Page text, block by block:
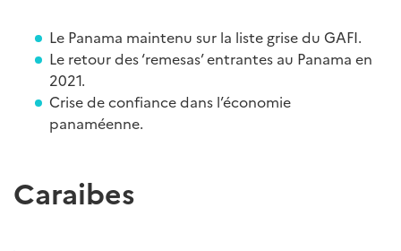
Le Panama maintenu sur la liste grise du GAFI.
Le retour des ‘remesas’ entrantes au Panama en
2021.
Crise de confiance dans l’économie
panaméenne.
Caraibes